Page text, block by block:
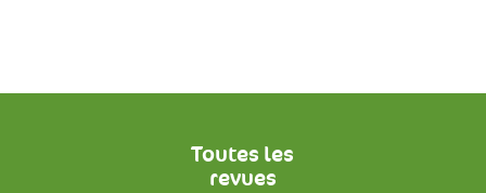
Toutes les
revues